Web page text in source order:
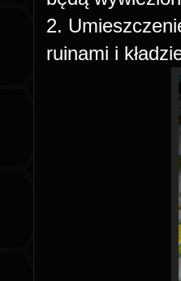
2.
ruinami i